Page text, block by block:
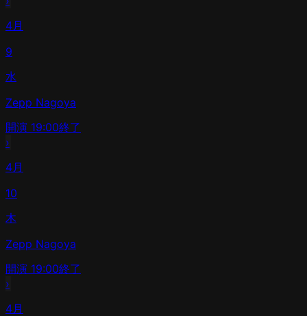
4月
9
水
Zepp Nagoya
開演 19:00終了
›
4月
10
木
Zepp Nagoya
開演 19:00終了
›
4月